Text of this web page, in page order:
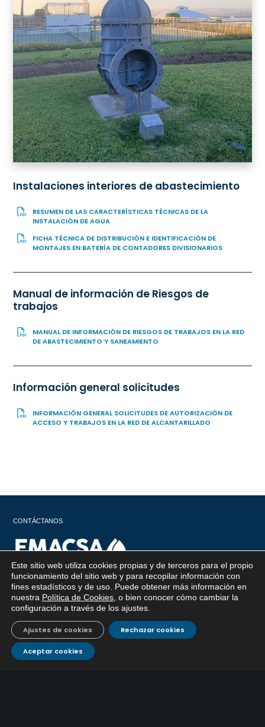
Instalaciones interiores de abastecimiento
RESUMEN DE LAS CARACTERÍSTICAS TÉCNICAS DE LA
INSTALACIÓN DE AGUA
FICHA TÉCNICA DE DISTRIBUCIÓN E IDENTIFICACIÓN DE
MONTAJES EN BATERÍA DE CONTADORES DIVISIONARIOS
Manual de información de Riesgos de
trabajos
MANUAL DE INFORMACIÓN DE RIESGOS DE TRABAJOS EN LA RED
DE ABASTECIMIENTO Y SANEAMIENTO
Información general solicitudes
INFORMACIÓN GENERAL SOLICITUDES DE AUTORIZACIÓN DE
ACCESO Y TRABAJOS EN LA RED DE ALCANTARILLADO
CONTÁCTANOS
C/ De los Plateros, 1
14006 Córdoba
Atención al
cliente
atcliente@emacsa.es
Corporativo
Este sitio web utiliza cookies propias y de terceros para el propio
funcionamiento del sitio web y para recopilar información con
fines estadísticos y de uso. Puede obtener más información en
nuestra Política de Cookies , o bien conocer cómo cambiar la
configuración a través de los ajustes
Aceptar cookies
Rechazar cookies
Ajustes de cookies
Si tiene cualquier duda sobre
EMACSA, haga click abajo.